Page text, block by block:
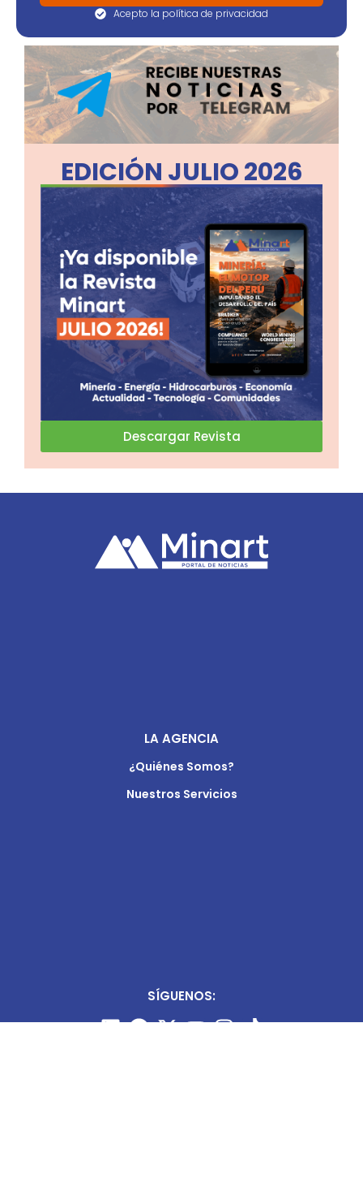
Acepto la política de privacidad
EDICIÓN JULIO 2026
Descargar Revista
LA AGENCIA
¿Quiénes Somos?
Nuestros Servicios
SÍGUENOS: